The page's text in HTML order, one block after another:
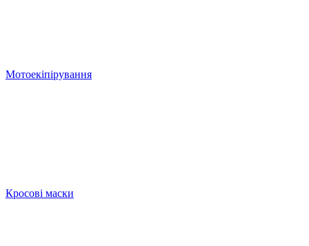
Мотоекіпірування
Кросові маски